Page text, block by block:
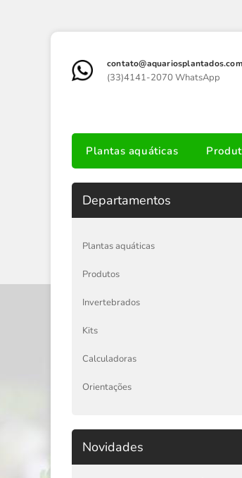
(33)4141-2070 WhatsApp
Plantas aquáticas
Departamentos
Plantas aquáticas
Produtos
Invertebrados
Kits
Calculadoras
Orientações
Novidades